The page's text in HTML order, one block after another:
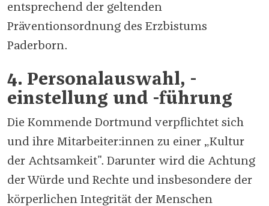
entsprechend der geltenden
Präventionsordnung des Erzbistums
Paderborn.
4. Personalauswahl, -
einstellung und -führung
Die Kommende Dortmund verpflichtet sich
und ihre Mitarbeiter:innen zu einer „Kultur
der Achtsamkeit". Darunter wird die Achtung
der Würde und Rechte und insbesondere der
körperlichen Integrität der Menschen